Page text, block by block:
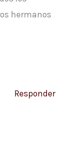
hermanos
Responder